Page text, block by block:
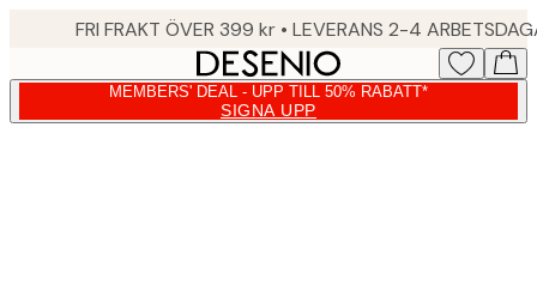
FRI FRAKT ÖVER 399 kr • LEVERANS 2-4
MEMBERS' DEAL - UPP TILL 50% RABATT*
SIGNA UPP